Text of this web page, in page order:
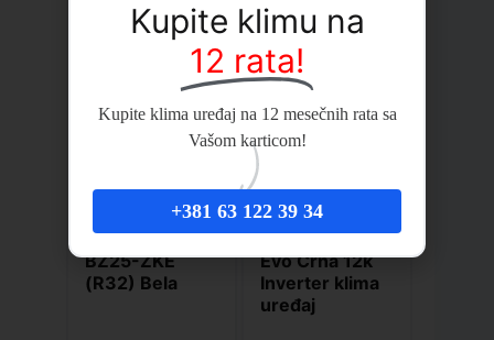
Panasonic KIT-
BZ25-ZKE
(R32) Bela
GREE Muse
Evo Crna 12k
Inverter klima
uređaj
Kupite klimu na
12 rata!
Kupite klima uređaj na 12 mesečnih rata sa
Vašom karticom!
+381 63 122 39 34